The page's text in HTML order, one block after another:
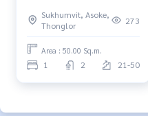
Sukhumvit, Asoke,
Thonglor
273
Area : 50.00 Sq.m.
1 2 21-50